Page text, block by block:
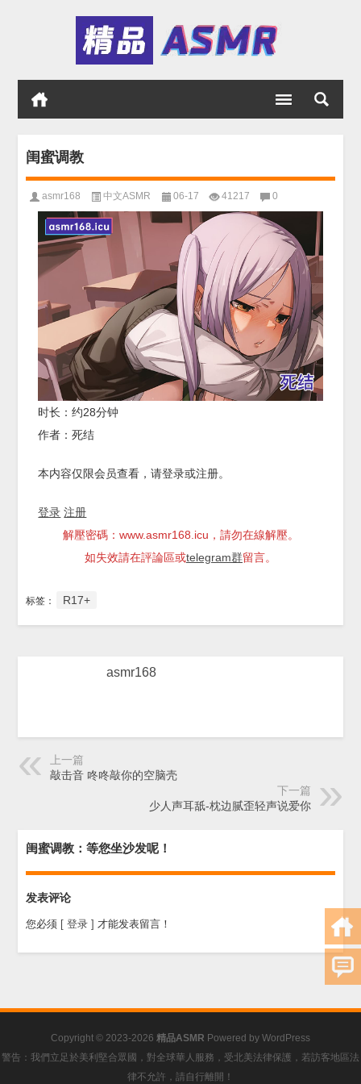
闺蜜调教
asmr168 中文ASMR 06-17 41217 0
时长：约28分钟
作者：死结
本内容仅限会员查看，请登录或注册。
登录 注册
解壓密碼：www.asmr168.icu，請勿在線解壓。
如失效請在評論區或telegram群留言。
标签： R17+
asmr168
上一篇
敲击音 咚咚敲你的空脑壳
下一篇
少人声耳舐-枕边腻歪轻声说爱你
闺蜜调教：等您坐沙发呢！
发表评论
您必须 [ 登录 ] 才能发表留言！
Copyright © 2023-2026 精品ASMR Powered by WordPress
警告：我們立足於美利堅合眾國，對全球華人服務，受北美法律保護，若訪客地區法
律不允許，請自行離開！